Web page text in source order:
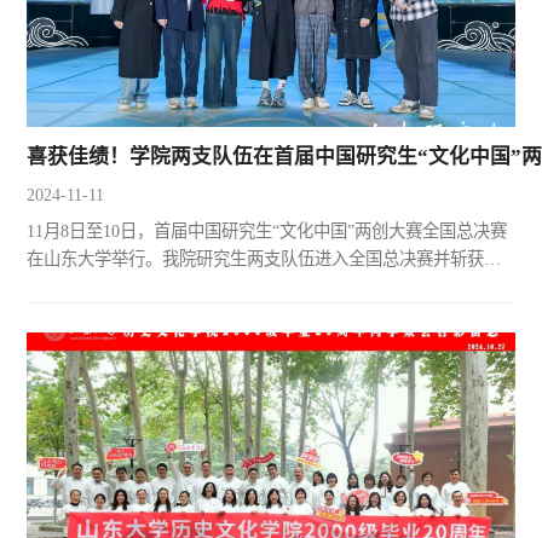
喜获佳绩！学院两支队伍在首届中国研究生“文化中国”
2024-11-11
11月8日至10日，首届中国研究生“文化中国”两创大赛全国总决赛
在山东大学举行。我院研究生两支队伍进入全国总决赛并斩获佳
奇缘”项目获全国二等奖。“曾巩遗韵：创想数字曾堤”项目以济南
名胜古迹曾堤为开发对象，创新性地提出“平台+景+馆”的场景融
合和“文化数字化+旅游数字化”的文旅融合模式，根...